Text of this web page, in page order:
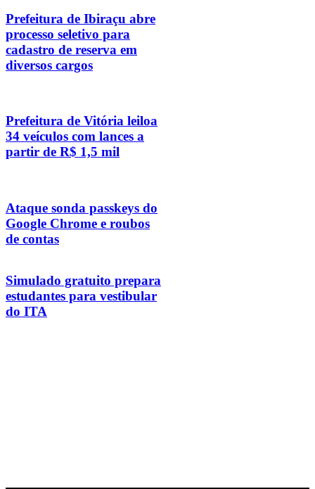
Prefeitura de Ibiraçu abre
processo seletivo para
cadastro de reserva em
diversos cargos
Prefeitura de Vitória leiloa
34 veículos com lances a
partir de R$ 1,5 mil
Ataque sonda passkeys do
Google Chrome e roubos
de contas
Simulado gratuito prepara
estudantes para vestibular
do ITA